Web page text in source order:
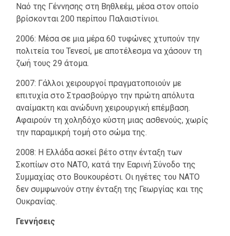
Ναό της Γέννησης στη Βηθλεέμ, μέσα στον οποίο
βρίσκονται 200 περίπου Παλαιστίνιοι.
2006: Μέσα σε μια μέρα 60 τυφώνες χτυπούν την
πολιτεία του Τενεσί, με αποτέλεσμα να χάσουν τη
ζωή τους 29 άτομα.
2007: Γάλλοι χειρουργοί πραγματοποιούν με
επιτυχία στο Στρασβούργο την πρώτη απόλυτα
αναίμακτη και ανώδυνη χειρουργική επέμβαση.
Αφαιρούν τη χοληδόχο κύστη μιας ασθενούς, χωρίς
την παραμικρή τομή στο σώμα της.
2008: Η Ελλάδα ασκεί βέτο στην ένταξη των
Σκοπίων στο ΝΑΤΟ, κατά την Εαρινή Σύνοδο της
Συμμαχίας στο Βουκουρέστι. Οι ηγέτες του ΝΑΤΟ
δεν συμφωνούν στην ένταξη της Γεωργίας και της
Ουκρανίας.
Γεννήσεις